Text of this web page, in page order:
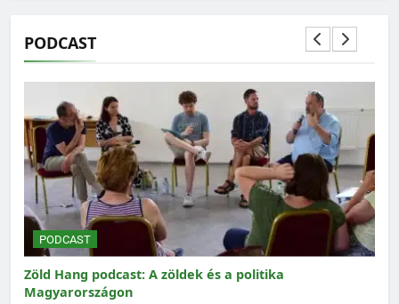
PODCAST
PODCAST
Zöld Hang podcast: A zöldek és a politika
Magyarországon
MAGYARORSZÁG SZÁMOKBAN
Magyarország számokban: a nők szerepvállalása a
közéletben